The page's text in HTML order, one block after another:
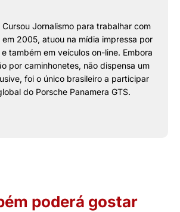
Cursou Jornalismo para trabalhar com
em 2005, atuou na mídia impressa por
também em veículos on-line. Embora
por caminhonetes, não dispensa um
foi o único brasileiro a participar
do Porsche Panamera GTS.
poderá gostar